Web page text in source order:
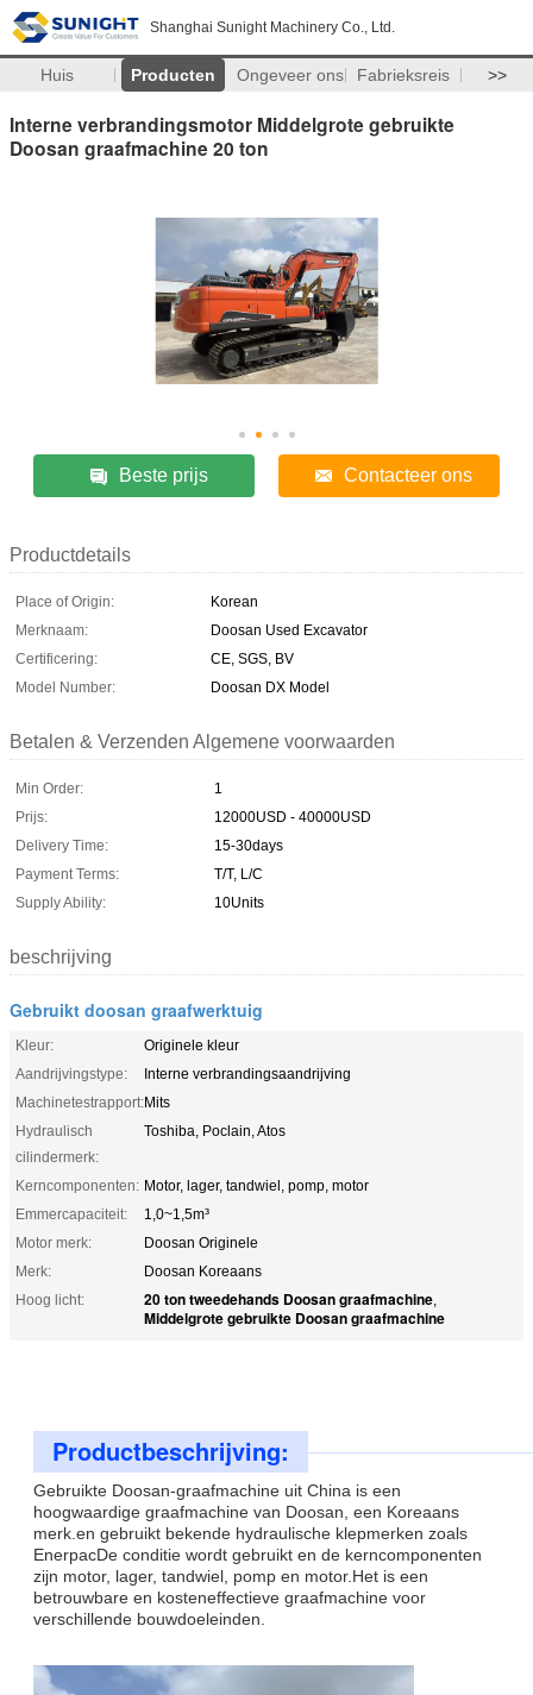
Shanghai Sunight Machinery Co., Ltd.
Huis Producten Ongeveer ons Fabrieksreis >>
Interne verbrandingsmotor Middelgrote gebruikte
Doosan graafmachine 20 ton
Beste prijs Contacteer ons
Productdetails
Place of Origin:
Korean
Merknaam:
Doosan Used Excavator
Certificering:
CE, SGS, BV
Model Number:
Doosan DX Model
Betalen & Verzenden Algemene voorwaarden
Min Order:
1
Prijs:
12000USD - 40000USD
Delivery Time:
15-30days
Payment Terms:
T/T, L/C
Supply Ability:
10Units
beschrijving
Gebruikt doosan graafwerktuig
Kleur:
Originele kleur
Aandrijvingstype:
Interne verbrandingsaandrijving
Machinetestrapport:Mits
Hydraulisch
cilindermerk:
Toshiba, Poclain, Atos
Kerncomponenten: Motor, lager, tandwiel, pomp, motor
Emmercapaciteit:
1,0~1,5m³
Motor merk:
Doosan Originele
Merk:
Doosan Koreaans
Hoog licht:
20 ton tweedehands Doosan graafmachine,
Middelgrote gebruikte Doosan graafmachine
Productbeschrijving:
Gebruikte Doosan-graafmachine uit China is een
hoogwaardige graafmachine van Doosan, een Koreaans
merk.en gebruikt bekende hydraulische klepmerken zoals
EnerpacDe conditie wordt gebruikt en de kerncomponenten
zijn motor, lager, tandwiel, pomp en motor.Het is een
betrouwbare en kosteneffectieve graafmachine voor
verschillende bouwdoeleinden.